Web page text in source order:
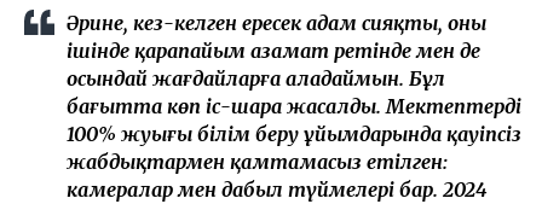
Әрине, кез-келген ересек адам сияқты, оның
ішінде қарапайым азамат ретінде мен де
осындай жағдайларға алаңдаймын. Бұл
бағытта көп іс-шара жасалды. Мектептердің
100% жуығы білім беру ұйымдарында қауіпсіз
жабдықтармен қамтамасыз етілген:
камералар мен дабыл түймелері бар. 2024